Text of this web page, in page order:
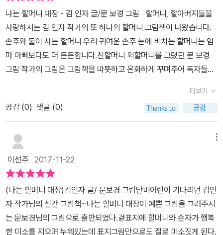
머니도 자신도 '우리 집 대장'이라고 소개합니다. 그 뿐 아니에요. 할
머니는 운동 대장이고, 심술 대장이고, 텔레비전 보기 대장이고, 군것
질 대장이며, 약 먹기 대장이기도 하지요. 또한 겁쟁이 대장인데다 기
다리기 대장이고 울보 대장, 넘어지기 대장, 싸기 대장, 잠자기 대장이
기도 하지요. 물론 아이도 할머니와 똑같이 대장입니다. 할머니와 아
이는 똑같아요. 이런 대장 할머니가 편찮으시네요. 이제 아이는 할머
니를 지키는 씩씩한 대장이 됩니다. 물론 할머니는 아이의 영원한 대
장이지요! 할머니에 대한 느낌을 너무도 잘 표현한 그림책인거 같아
《나는 할머니 대장》을 읽다보면 누구나 할머니와의 추억을 먼저 떠
올리면서 따뜻하고 그리운 느낌을 갖게 될 것입니다. 아이들을 위한
그림책이지만 어른들도 함께 읽으면 더욱 좋을 그림책이지요. 어른들
도 그렇게 할머니의 사랑을 받으면서 자랐으니까요. 할머니를 생각할
수 있어서 가슴 따뜻해지는 그림책이었습니다. (이미지출처 : '나는
할머니 대장' 본문에서 발췌)
나는 할머니 대장 - 김 인자 글/문 보경 그림 할머니, 할아버지들을
사랑하시는 김 인자 작가의 또 하나의 할머니 그림책이 나왔습니다.
손주와 둘이 사는 할머니 우리 귀여운 손주 눈에 비치는 할머니는 엄
마 아빠보다도 더 든든합니다.친할머니 외할머니를 그렸던 문 보경
그림 작가의 그림은 그림책을 따뜻하고 온화하게 꾸며주어 독자들로
어주었습니다. 할머니들은 무조건 내편이라는 생각이 더욱더 느껴집
니다. 똑같아요. 똑같아요. 나랑 할머니랑 똑같아요. 반복되는 시적인
표현에 친구들 노래합니다. “♫무엇이 무엇이 똑같은가♪~~♫무엇이
무엇이 똑같은가♪”군것질 대장에서 보여주는 추억의 달고나에서 다
“하하하~~” 웃음이 터집니다. 그런 대장 할머니께서 많이 아프십니
다. 아픈 할머니 모습에 마음이 아파옵니다.언제나 함께 있고 싶은 주
인공 나는 아픈 할머니를 지키는 대장이고 싶은 마음에 감동이 밀려
옵니다. 내 마음을 알아주는 사람은 역시 할머니이십니다.
더보기
공감 (0) 댓글 (0)
이선주 2017-11-22
(나는 할머니 대장)김인자 글/ 문보경 그림단비어린이 기다리던 김인
자 작가님의 신간 그림책~나는 할머니 대장이 예쁜 그림을 그려주시
는 문보경님의 그림으로 출판되었다.겉표지에 할머니와 손자가 행복
한 미소를 지으며 누워있는데 표지그림만으로도 절로 미소짓게 된다.